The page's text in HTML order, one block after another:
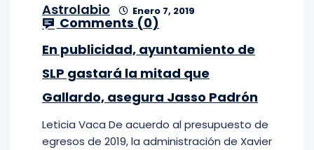
Astrolabio Enero 7, 2019
Comments (0)
En publicidad, ayuntamiento de
SLP gastará la mitad que
Gallardo, asegura Jasso Padrón
Leticia Vaca De acuerdo al presupuesto de
egresos de 2019, la administración de Xavier